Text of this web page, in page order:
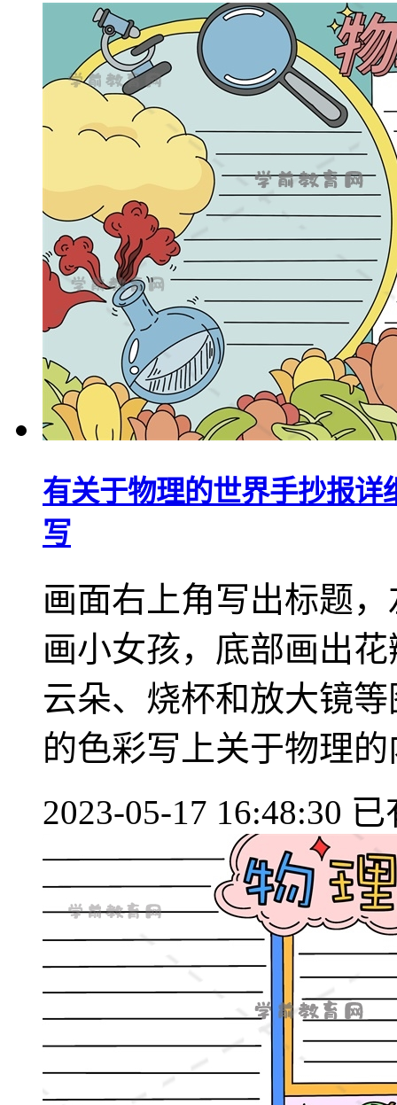
有关于物理的世界手抄报
写
画面右上角写出标题
画小女孩，底部画出
云朵、烧杯和放大镜
的色彩写上关于物理的
2023-05-17 16:48:30 已